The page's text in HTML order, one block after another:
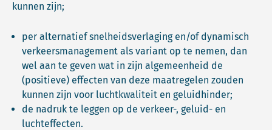
kunnen zijn;
per alternatief snelheidsverlaging en/of dynamisch
verkeersmanagement als variant op te nemen, dan
wel aan te geven wat in zijn algemeenheid de
(positieve) effecten van deze maatregelen zouden
kunnen zijn voor luchtkwaliteit en geluidhinder;
de nadruk te leggen op de verkeer-, geluid- en
luchteffecten.